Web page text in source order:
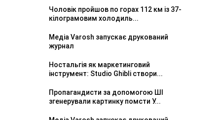
Чоловік пройшов по горах 112 км із 37-
кілограмовим холодиль...
Медіа Varosh запускає друкований
журнал
Ностальгія як маркетинговий
інструмент: Studio Ghibli створи...
Пропагандисти за допомогою ШІ
згенерували картинку помсти У...